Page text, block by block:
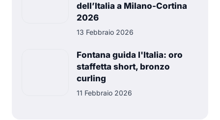
dell’Italia a Milano-Cortina
2026
13 Febbraio 2026
Fontana guida l'Italia: oro
staffetta short, bronzo
curling
11 Febbraio 2026